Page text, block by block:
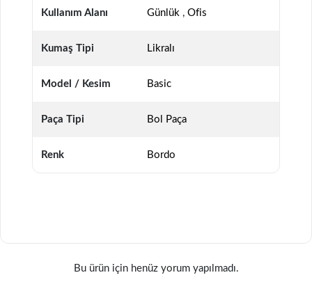
Kullanım Alanı Günlük , Ofis
Kumaş Tipi Likralı
Model / Kesim Basic
Paça Tipi Bol Paça
Renk Bordo
Bu ürün için henüz yorum yapılmadı.